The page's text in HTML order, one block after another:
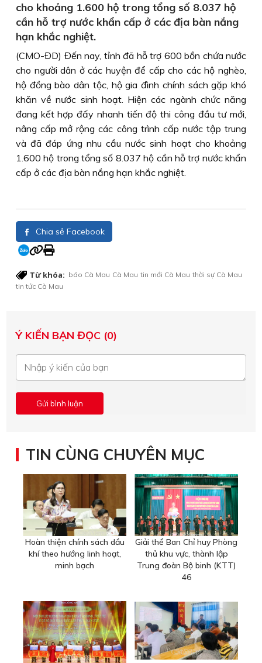
cho khoảng 1.600 hộ trong tổng số 8.037 hộ
cần hỗ trợ nước khẩn cấp ở các địa bàn nắng
hạn khắc nghiệt.
(CMO-ĐD) Đến nay, tỉnh đã hỗ trợ 600 bồn chứa nước
cho người dân ở các huyện để cấp cho các hộ nghèo,
hộ đồng bào dân tộc, hộ gia đình chính sách gặp khó
khăn về nước sinh hoạt. Hiện các ngành chức năng
đang kết hợp đấy nhanh tiến độ thi công đầu tư mới,
nâng cấp mở rộng các công trình cấp nước tập trung
và đã đáp ứng nhu cầu nước sinh hoạt cho khoảng
1.600 hộ trong tổng số 8.037 hộ cần hỗ trợ nước khẩn
cấp ở các địa bàn nắng hạn khắc nghiệt.
Chia sẻ Facebook
Từ khóa: báo Cà Mau Cà Mau tin mới Cà Mau thời sự Cà Mau
tin tức Cà Mau
Ý KIẾN BẠN ĐỌC (0)
TIN CÙNG CHUYÊN MỤC
Hoàn thiện chính sách dầu
khí theo hướng linh hoạt,
minh bạch
Giải thể Ban Chỉ huy Phòng
thủ khu vực, thành lập
Trung đoàn Bộ binh (KTT)
46